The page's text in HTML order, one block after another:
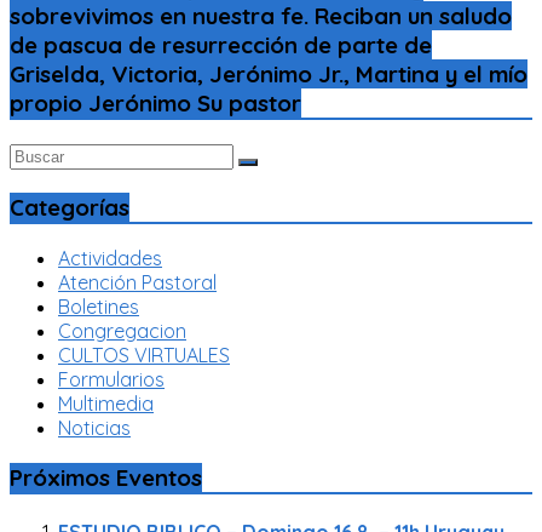
sobrevivimos en nuestra fe. Reciban un saludo
de pascua de resurrección de parte de
Griselda, Victoria, Jerónimo Jr., Martina y el mío
propio Jerónimo Su pastor
Categorías
Actividades
Atención Pastoral
Boletines
Congregacion
CULTOS VIRTUALES
Formularios
Multimedia
Noticias
Próximos Eventos